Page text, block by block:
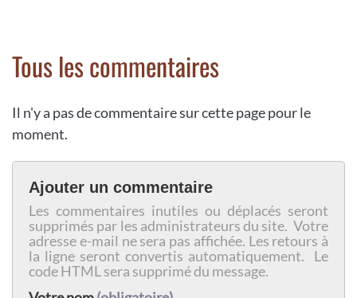
Tous les commentaires
Il n'y a pas de commentaire sur cette page pour le
moment.
Ajouter un commentaire
Les commentaires inutiles ou déplacés seront
supprimés par les administrateurs du site. Votre
adresse e-mail ne sera pas affichée. Les retours à
la ligne seront convertis automatiquement. Le
code HTML sera supprimé du message.